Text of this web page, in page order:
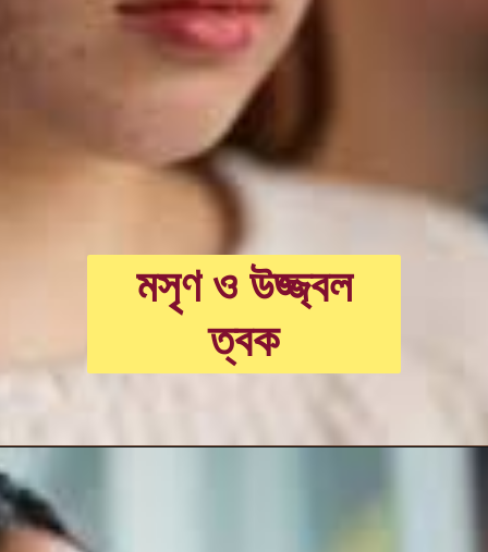
মসৃণ ও উজ্জ্বল
ত্বক